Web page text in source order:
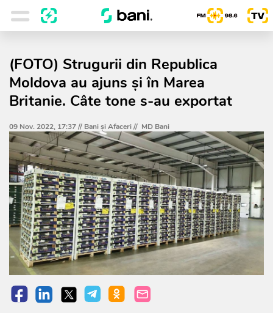
(FOTO) Strugurii din Republica
Moldova au ajuns și în Marea
Britanie. Câte tone s-au exportat
09 Nov. 2022, 17:37 // Bani și Afaceri// MD Bani